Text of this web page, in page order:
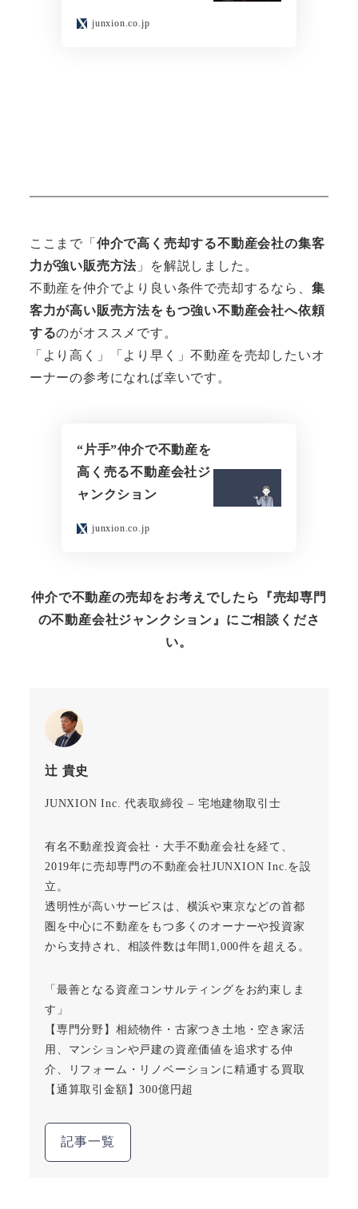
junxion.co.jp
ここまで「 仲介で高く売却する不動産会社の集客
力が強い販売方法 」を解説しました。
不動産を仲介でより良い条件で売却するなら、 集
客力が高い販売方法をもつ強い不動産会社へ依頼
するのがオススメです。
「より高く」「より早く」不動産を売却したいオ
ーナーの参考になれば幸いです。
“片手”仲介で不動産を
高く売る不動産会社ジ
ャンクション
junxion.co.jp
仲介で不動産の売却をお考えでしたら『売却専門
の不動産会社ジャンクション』にご相談くださ
い。
辻 貴史
JUNXION Inc. 代表取締役 – 宅地建物取引士
有名不動産投資会社・大手不動産会社を経て、
2019年に売却専門の不動産会社JUNXION Inc.を設
立。
透明性が高いサービスは、横浜や東京などの首都
圏を中心に不動産をもつ多くのオーナーや投資家
から支持され、相談件数は年間1,000件を超える。
「最善となる資産コンサルティングをお約束しま
す」
【専門分野】相続物件・古家つき土地・空き家活
用、マンションや戸建の資産価値を追求する仲
介、リフォーム・リノベーションに精通する買取
【通算取引金額】300億円超
記事一覧